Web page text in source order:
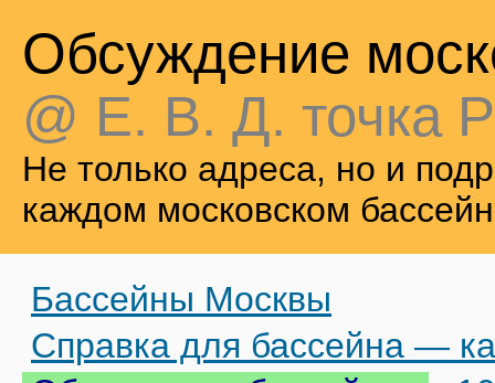
Обсуждение
@ Е. В. Д. точка
Не только адреса, но и
каждом московском
Бассейны Москвы
Справка для бассейна —